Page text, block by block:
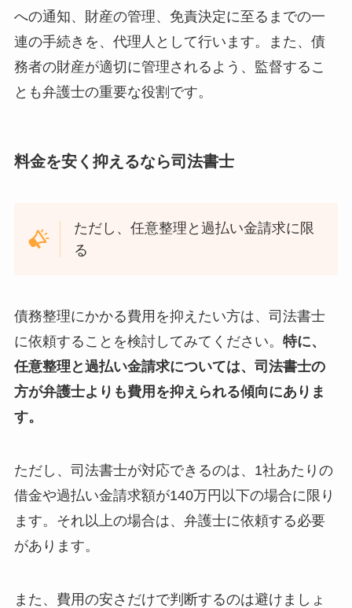
への通知、財産の管理、免責決定に至るまでの一
連の手続きを、代理人として行います。また、債
務者の財産が適切に管理されるよう、監督するこ
とも弁護士の重要な役割です。
料金を安く抑えるなら司法書士
ただし、任意整理と過払い金請求に限
る
債務整理にかかる費用を抑えたい方は、司法書士
に依頼することを検討してみてください。 特に、
任意整理と過払い金請求については、司法書士の
方が弁護士よりも費用を抑えられる傾向にありま
す。
ただし、司法書士が対応できるのは、1社あたりの
借金や過払い金請求額が140万円以下の場合に限り
ます。それ以上の場合は、弁護士に依頼する必要
があります。
また、費用の安さだけで判断するのは避けましょ